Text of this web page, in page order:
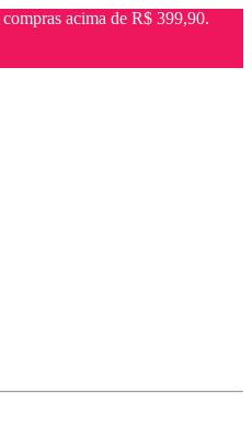
acima de R$ 399,90.